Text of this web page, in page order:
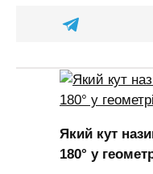
Який кут
180° у